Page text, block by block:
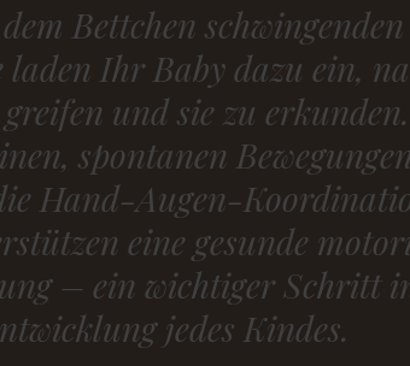
Bettchen schwingenden
laden Ihr Baby dazu ein,
und sie zu erkunden.
spontanen Bewegungen
Hand-Augen-
eine gesunde
– ein wichtiger Schritt
jedes Kindes.